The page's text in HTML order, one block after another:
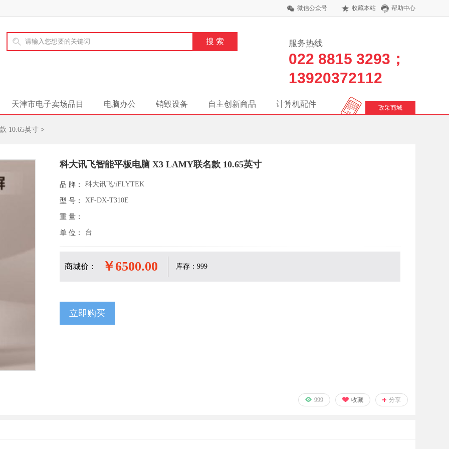
微信公众号 收藏本站 帮助中心
服务热线
022 8815 3293；
13920372112
天津市电子卖场品目 电脑办公 销毁设备 自主创新商品 计算机配件 政采商城
10.65英寸 >
999 收藏 分享
科大讯飞智能平板电脑 X3 LAMY联名款 10.65英寸
品 牌： 科大讯飞/iFLYTEK
型 号： XF-DX-T310E
重 量：
单 位： 台
商城价： ￥6500.00 库存：999
立即购买